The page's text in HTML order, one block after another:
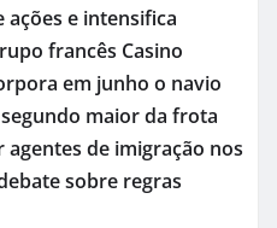
ações e intensifica
francês Casino
em junho o navio
maior da frota
de imigração nos
sobre regras